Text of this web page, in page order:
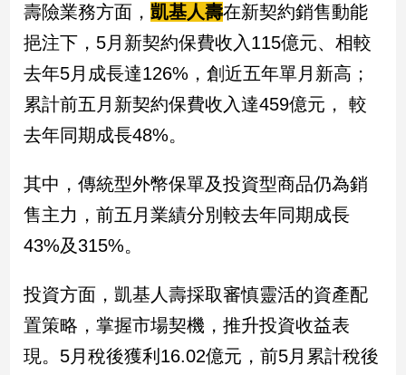
娛
樂
娛
樂
星
聞
行/
尚
追
生
活
壽險業務方面，凱基人壽在新契約銷售動能
挹注下，5月新契約保費收入115億元、相較
去年5月成長達126%，創近五年單月新高；
累計前五月新契約保費收入達459億元， 較
去年同期成長48%。
其中，傳統型外幣保單及投資型商品仍為銷
售主力，前五月業績分別較去年同期成長
43%及315%。
投資方面，凱基人壽採取審慎靈活的資產配
置策略，掌握市場契機，推升投資收益表
現。5月稅後獲利16.02億元，前5月累計稅後